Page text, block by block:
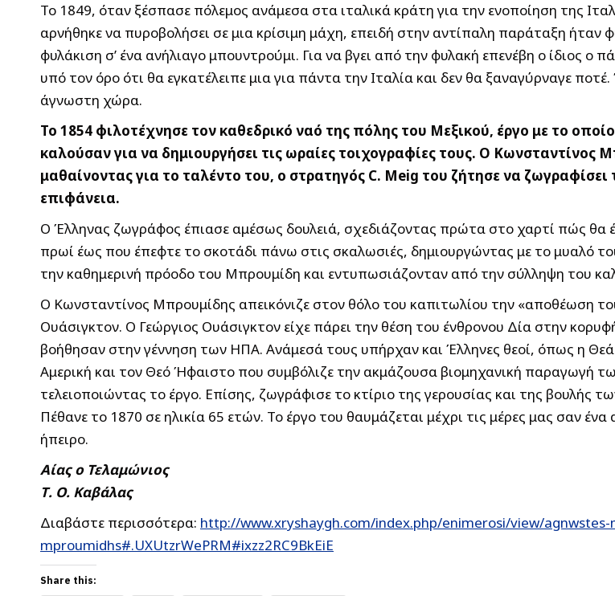
Το 1849, όταν ξέσπασε πόλεμος ανάμεσα στα ιταλικά κράτη για την ενοποίηση της
αρνήθηκε να πυροβολήσει σε μια κρίσιμη μάχη, επειδή στην αντίπαλη παράταξη ήταν
φυλάκιση σ’ ένα ανήλιαγο μπουντρούμι. Για να βγει από την φυλακή επενέβη ο ίδιος
υπό τον όρο ότι θα εγκατέλειπε μια για πάντα την Ιταλία και δεν θα ξαναγύρναγε
άγνωστη χώρα.
Το 1854 φιλοτέχνησε τον καθεδρικό ναό της πόλης του Μεξικού, έργο με το
καλούσαν για να δημιουργήσει τις ωραίες τοιχογραφίες τους. Ο Κωνσταντίνος
μαθαίνοντας για το ταλέντο του, ο στρατηγός C. Meig του ζήτησε να
επιφάνεια.
Ο Έλληνας ζωγράφος έπιασε αμέσως δουλειά, σχεδιάζοντας πρώτα στο χαρτί πώς θα
πρωί έως που έπεφτε το σκοτάδι πάνω στις σκαλωσιές, δημιουργώντας με το μυαλό
την καθημερινή πρόοδο του Μπρουμίδη και εντυπωσιάζονταν από την σύλληψη του
Ο Κωνσταντίνος Μπρουμίδης απεικόνιζε στον θόλο του καπιτωλίου την «αποθέωση
Ουάσιγκτον. Ο Γεώργιος Ουάσιγκτον είχε πάρει την θέση του ένθρονου Δία στην
βοήθησαν στην γέννηση των ΗΠΑ. Ανάμεσά τους υπήρχαν και Έλληνες θεοί, όπως η
Αμερική και τον Θεό Ήφαιστο που συμβόλιζε την ακμάζουσα βιομηχανική παραγωγή
τελειοποιώντας το έργο. Επίσης, ζωγράφισε το κτίριο της γερουσίας και της βουλής
Πέθανε το 1870 σε ηλικία 65 ετών. Το έργο του θαυμάζεται μέχρι τις μέρες μας σαν
ήπειρο.
Αίας ο Τελαμώνιος
Τ. Ο. Καβάλας
Διαβάστε περισσότερα: http://www.xryshaygh.com/index.php/enimerosi/view/
mproumidhs#.UXUtzrWePRM#ixzz2RC9BkEiE
Share this: